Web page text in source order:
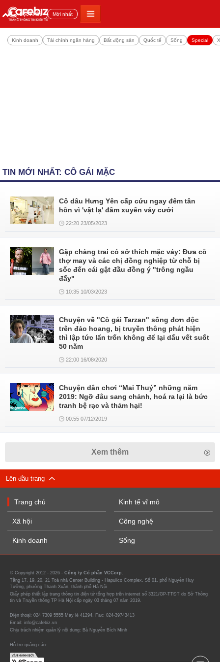
Đọc nhiều Mới nhất
Kinh doanh Tài chính ngân hàng Bất động sản Quốc tế Sống Special
TIN MỚI NHẤT: CÔ GÁI MẶC
Cô dâu Hưng Yên cấp cứu ngay đêm tân
hôn vì 'vật lạ' đâm xuyên váy cưới
22:20 23/05/2023
Gặp chàng trai có sở thích mặc váy: Đưa cô
thợ may và các chị đồng nghiệp từ chỗ bị
sốc đến cái gật đầu đồng ý "trông ngầu
đấy"
10:35 10/03/2023
Chuyện về "Cô gái Tarzan" sống đơn độc
trên đảo hoang, bị truyền thông phát hiện
thì lập tức lẩn trốn không để lại dấu vết suốt
50 năm
22:00 16/08/2020
Chuyện dân chơi “Mai Thuý” những năm
2019: Ngỡ đâu sang chảnh, hoá ra lại là bức
tranh bệ rạc và thảm hại!
00:55 07/12/2019
Xem thêm
Lên đầu trang
Trang chủ
Xã hội
Kinh doanh
Kinh tế vĩ mô
Công nghệ
Sống
© Copyright 2012 - 2026 - Công ty Cổ phần VCCorp.
Tầng 17, 19, 20, 21 Toà nhà Center Building - Hapulico Complex, Số 01, phố Nguyễn Huy
Tưởng, phường Thanh Xuân, thành phố Hà Nội
Giấy phép thiết lập trang thông tin điện tử tổng hợp trên internet số 3321/GP-TTĐT do Sở Thông
tin và Truyền thông TP Hà Nội cấp ngày 03 tháng 07 năm 2019.
Điện thoại: 024 7309 5555 Máy lẻ 41294. Fax: 024-39743413
Email: info@cafebiz.vn
Chịu trách nhiệm quản lý nội dung: Bà Nguyễn Bích Minh
Hỗ trợ quảng cáo: